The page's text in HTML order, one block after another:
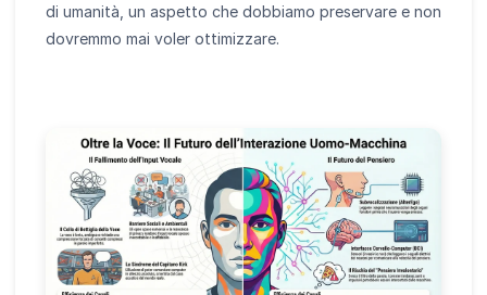
di umanità, un aspetto che dobbiamo preservare e non
dovremmo mai voler ottimizzare.